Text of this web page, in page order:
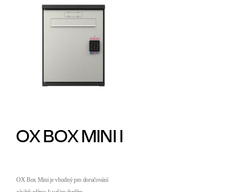
OX BOX MINI I
OX Box Mini je vhodný pro doručování